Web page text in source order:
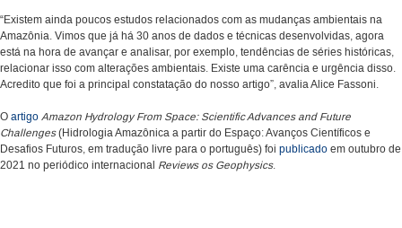
“Existem ainda poucos estudos relacionados com as mudanças ambientais na
Amazônia. Vimos que já há 30 anos de dados e técnicas desenvolvidas, agora
está na hora de avançar e analisar, por exemplo, tendências de séries históricas,
relacionar isso com alterações ambientais. Existe uma carência e urgência disso.
Acredito que foi a principal constatação do nosso artigo”, avalia Alice Fassoni.
O artigo Amazon Hydrology From Space: Scientific Advances and Future
Challenges(Hidrologia Amazônica a partir do Espaço: Avanços Científicos e
Desafios Futuros, em tradução livre para o português) foi publicado em outubro de
2021 no periódico internacional Reviews os Geophysics.